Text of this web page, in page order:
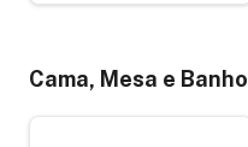
Cama, Mesa e Banho